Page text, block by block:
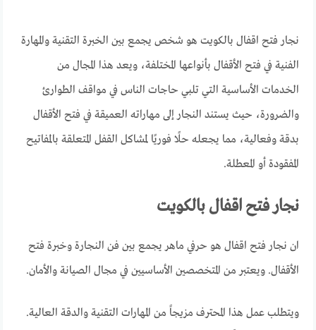
نجار فتح اقفال بالكويت هو شخص يجمع بين الخبرة التقنية والمهارة
الفنية في فتح الأقفال بأنواعها المختلفة، ويعد هذا المجال من
الخدمات الأساسية التي تلبي حاجات الناس في مواقف الطوارئ
والضرورة، حيث يستند النجار إلى مهاراته العميقة في فتح الأقفال
بدقة وفعالية، مما يجعله حلًا فوريًا لمشاكل القفل المتعلقة بالمفاتيح
المفقودة أو المعطلة.
نجار فتح اقفال بالكويت
ان نجار فتح اقفال هو حرفي ماهر يجمع بين فن النجارة وخبرة فتح
الأقفال. ويعتبر من المتخصصين الأساسيين في مجال الصيانة والأمان.
ويتطلب عمل هذا المحترف مزيجاً من المهارات التقنية والدقة العالية.